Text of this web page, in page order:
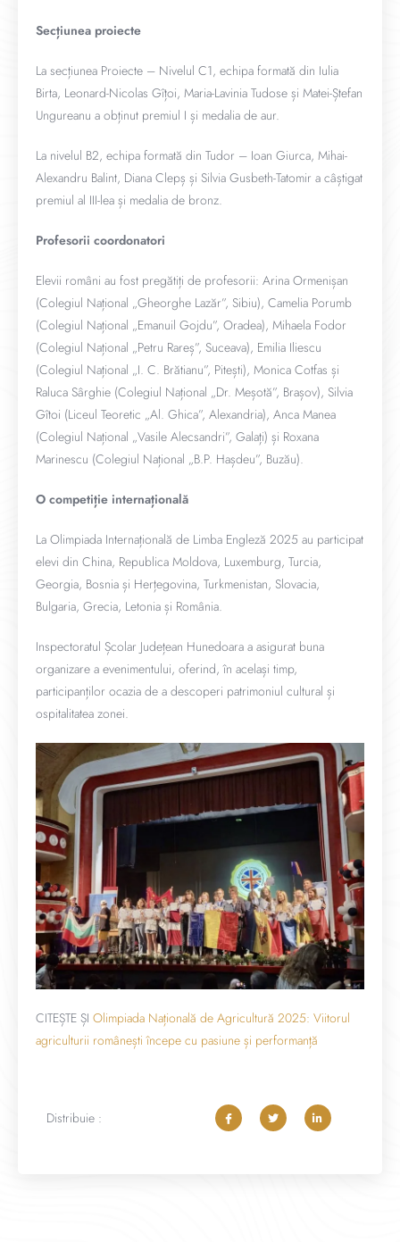
Secțiunea proiecte
La secțiunea Proiecte – Nivelul C1, echipa formată din Iulia
Birta, Leonard-Nicolas Gîțoi, Maria-Lavinia Tudose și Matei-Ștefan
Ungureanu a obținut premiul I și medalia de aur.
La nivelul B2, echipa formată din Tudor – Ioan Giurca, Mihai-
Alexandru Balint, Diana Clepș și Silvia Gusbeth-Tatomir a câștigat
premiul al III-lea și medalia de bronz.
Profesorii coordonatori
Elevii români au fost pregătiți de profesorii: Arina Ormenișan
(Colegiul Național „Gheorghe Lazăr”, Sibiu), Camelia Porumb
(Colegiul Național „Emanuil Gojdu”, Oradea), Mihaela Fodor
(Colegiul Național „Petru Rareș”, Suceava), Emilia Iliescu
(Colegiul Național „I. C. Brătianu”, Pitești), Monica Cotfas și
Raluca Sârghie (Colegiul Național „Dr. Meșotă”, Brașov), Silvia
Gîtoi (Liceul Teoretic „Al. Ghica”, Alexandria), Anca Manea
(Colegiul Național „Vasile Alecsandri”, Galați) și Roxana
Marinescu (Colegiul Național „B.P. Hașdeu”, Buzău).
O competiție internațională
La Olimpiada Internațională de Limba Engleză 2025 au participat
elevi din China, Republica Moldova, Luxemburg, Turcia,
Georgia, Bosnia și Herțegovina, Turkmenistan, Slovacia,
Bulgaria, Grecia, Letonia și România.
Inspectoratul Școlar Județean Hunedoara a asigurat buna
organizare a evenimentului, oferind, în același timp,
participanților ocazia de a descoperi patrimoniul cultural și
ospitalitatea zonei.
CITEȘTE ȘI Olimpiada Națională de Agricultură 2025: Viitorul
agriculturii românești începe cu pasiune și performanță
Distribuie :